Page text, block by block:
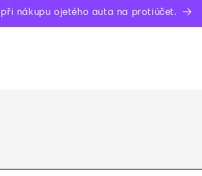
nákupu ojetého auta na protiúčet.